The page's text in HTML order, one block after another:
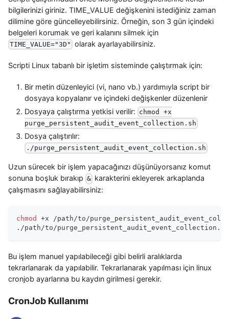
bilgilerinizi giriniz. TIME_VALUE değişkenini istediğiniz zaman
dilimine göre güncelleyebilirsiniz. Örneğin, son 3 gün içindeki
belgeleri korumak ve geri kalanını silmek için
TIME_VALUE="3D" olarak ayarlayabilirsiniz.
Scripti Linux tabanlı bir işletim sisteminde çalıştırmak için:
Bir metin düzenleyici (vi, nano vb.) yardımıyla script bir
dosyaya kopyalanır ve içindeki değişkenler düzenlenir
Dosyaya çalıştırma yetkisi verilir: chmod +x
purge_persistent_audit_event_collection.sh
Dosya çalıştırılır:
./purge_persistent_audit_event_collection.sh
Uzun sürecek bir işlem yapacağınızı düşünüyorsanız komut
sonuna boşluk bırakıp & karakterini ekleyerek arkaplanda
çalışmasını sağlayabilirsiniz:
chmod
+x /path/to/
./path/to/
Bu işlem manuel yapılabileceği gibi belirli aralıklarda
tekrarlanarak da yapılabilir. Tekrarlanarak yapılması için linux
cronjob ayarlarına bu kaydın girilmesi gerekir.
CronJob Kullanımı